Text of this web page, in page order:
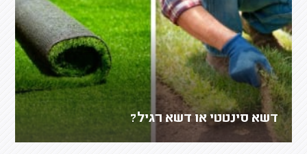
דשא סינטטי או דשא רגיל?